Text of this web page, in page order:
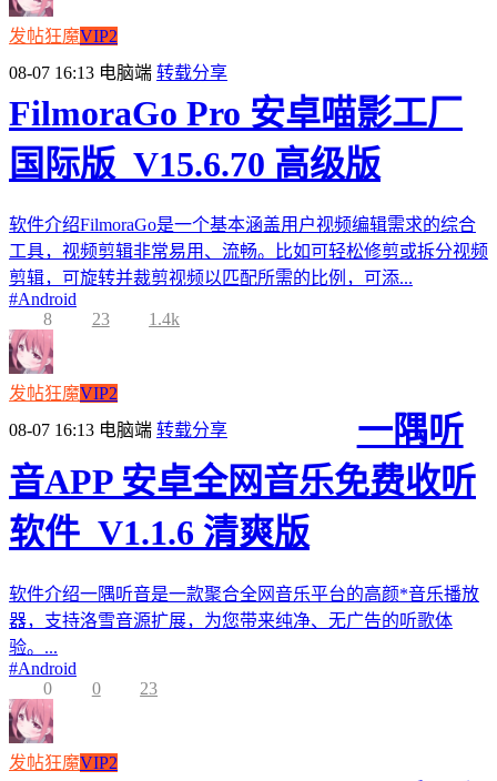
发帖狂魔VIP2
08-07 16:13 电脑端 转载分享
FilmoraGo Pro 安卓喵影工厂
国际版_V15.6.70 高级版
软件介绍FilmoraGo是一个基本涵盖用户视频编辑需求的综合
工具，视频剪辑非常易用、流畅。比如可轻松修剪或拆分视频
剪辑，可旋转并裁剪视频以匹配所需的比例，可添...
#Android
8
23 1.4k
发帖狂魔VIP2
08-07 16:13 电脑端 转载分享
一隅听
音APP 安卓全网音乐免费收听
软件_V1.1.6 清爽版
软件介绍一隅听音是一款聚合全网音乐平台的高颜*音乐播放
器，支持洛雪音源扩展，为您带来纯净、无广告的听歌体
验。...
#Android
0
0 23
发帖狂魔VIP2